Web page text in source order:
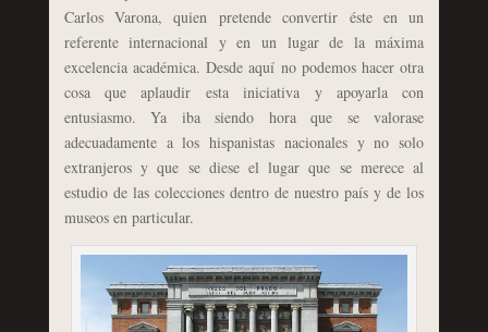
Carlos Varona, quien pretende convertir éste en un
referente internacional y en un lugar de la máxima
excelencia académica. Desde aquí no podemos hacer otra
cosa que aplaudir esta iniciativa y apoyarla con
entusiasmo. Ya iba siendo hora que se valorase
adecuadamente a los hispanistas nacionales y no solo
extranjeros y que se diese el lugar que se merece al
estudio de las colecciones dentro de nuestro país y de los
museos en particular.